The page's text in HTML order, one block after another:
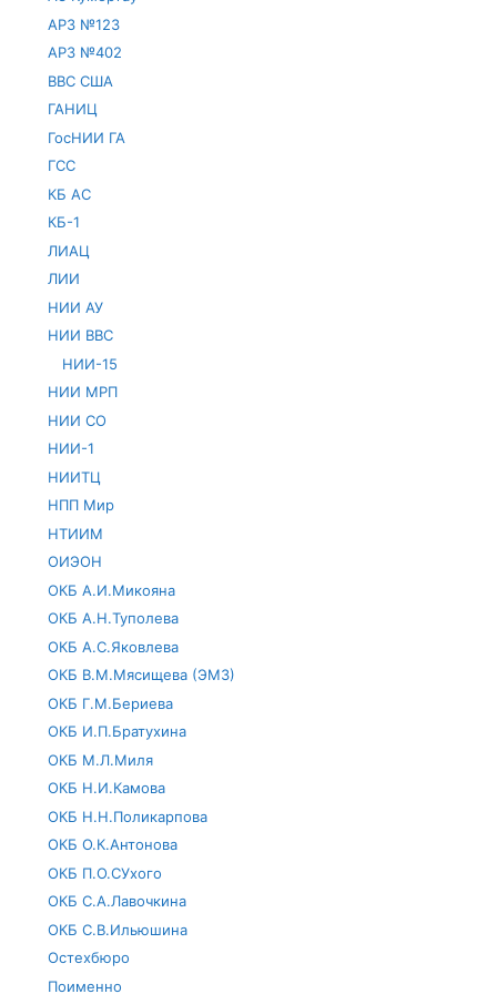
АРЗ №123
АРЗ №402
ВВС США
ГАНИЦ
ГосНИИ ГА
ГСС
КБ АС
КБ-1
ЛИАЦ
ЛИИ
НИИ АУ
НИИ ВВС
НИИ-15
НИИ МРП
НИИ СО
НИИ-1
НИИТЦ
НПП Мир
НТИИМ
ОИЭОН
ОКБ А.И.Микояна
ОКБ А.Н.Туполева
ОКБ А.С.Яковлева
ОКБ В.М.Мясищева (ЭМЗ)
ОКБ Г.М.Бериева
ОКБ И.П.Братухина
ОКБ М.Л.Миля
ОКБ Н.И.Камова
ОКБ Н.Н.Поликарпова
ОКБ О.К.Антонова
ОКБ П.О.СУхого
ОКБ С.А.Лавочкина
ОКБ С.В.Ильюшина
Остехбюро
Поименно